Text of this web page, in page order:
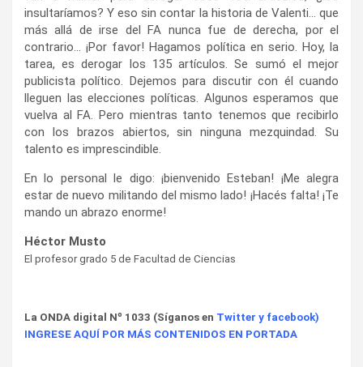
insultaríamos? Y eso sin contar la historia de Valenti… que
más allá de irse del FA nunca fue de derecha, por el
contrario… ¡Por favor! Hagamos política en serio. Hoy, la
tarea, es derogar los 135 artículos. Se sumó el mejor
publicista político. Dejemos para discutir con él cuando
lleguen las elecciones políticas. Algunos esperamos que
vuelva al FA. Pero mientras tanto tenemos que recibirlo
con los brazos abiertos, sin ninguna mezquindad. Su
talento es imprescindible.
En lo personal le digo: ¡bienvenido Esteban! ¡Me alegra
estar de nuevo militando del mismo lado! ¡Hacés falta! ¡Te
mando un abrazo enorme!
Héctor Musto
El profesor grado 5 de Facultad de Ciencias
La ONDA digital Nº 1033 (Síganos en Twitter y facebook)
INGRESE AQUÍ POR MÁS CONTENIDOS EN PORTADA